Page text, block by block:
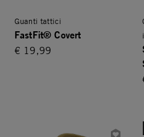
Guanti tattici
FastFit® Covert
€ 19,99